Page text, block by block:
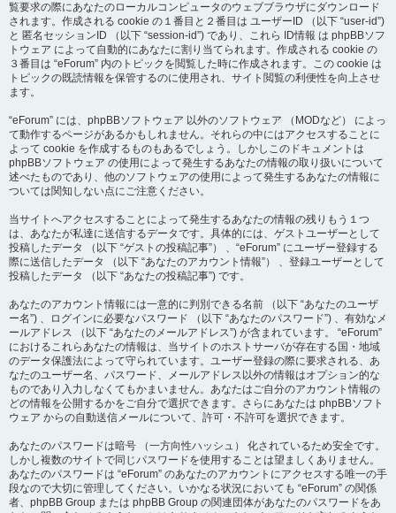
覧要求の際にあなたのローカルコンピュータのウェブブラウザにダウンロード
されます。作成される cookie の１番目と２番目は ユーザーID （以下 “user-id”)
と 匿名セッションID （以下 “session-id”) であり、これら ID情報 は phpBBソフ
トウェア によって自動的にあなたに割り当てられます。作成される cookie の
３番目は “eForum” 内のトピックを閲覧した時に作成されます。この cookie は
トピックの既読情報を保管するのに使用され、サイト閲覧の利便性を向上させ
ます。
“eForum” には、phpBBソフトウェア 以外のソフトウェア （MODなど） によっ
て動作するページがあるかもしれません。それらの中にはアクセスすることに
よって cookie を作成するものもあるでしょう。しかしこのドキュメントは
phpBBソフトウェア の使用によって発生するあなたの情報の取り扱いについて
述べたものであり、他のソフトウェアの使用によって発生するあなたの情報に
ついては関知しない点にご注意ください。
当サイトへアクセスすることによって発生するあなたの情報の残りもう１つ
は、あなたが私達に送信するデータです。具体的には、ゲストユーザーとして
投稿したデータ （以下 “ゲストの投稿記事”） 、“eForum” にユーザー登録する
際に送信したデータ （以下 “あなたのアカウント情報”） 、登録ユーザーとして
投稿したデータ （以下 “あなたの投稿記事”) です。
あなたのアカウント情報には一意的に判別できる名前 （以下 “あなたのユーザ
ー名”) 、ログインに必要なパスワード （以下 “あなたのパスワード”) 、有効なメ
ールアドレス （以下 “あなたのメールアドレス”) が含まれています。 “eForum”
におけるこれらあなたの情報は、当サイトのホストサーバが存在する国・地域
のデータ保護法によって守られています。ユーザー登録の際に要求される、あ
なたのユーザー名、パスワード、メールアドレス以外の情報はオプション的な
ものであり入力しなくてもかまいません。あなたはご自分のアカウント情報の
どの情報を公開するかをご自分で選択できます。さらにあなたは phpBBソフト
ウェア からの自動送信メールについて、許可・不許可を選択できます。
あなたのパスワードは暗号 （一方向性ハッシュ） 化されているため安全です。
しかし複数のサイトで同じパスワードを使用することは望ましくありません。
あなたのパスワードは “eForum” のあなたのアカウントにアクセスする唯一の手
段なので大切に管理してください。いかなる状況においても “eForum” の関係
者、phpBB Group または phpBB Group の関連団体があなたのパスワードをあ